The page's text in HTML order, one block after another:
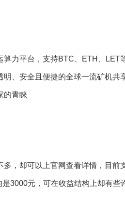
平台，支持BTC、ETH、LET
、安全且便捷的全球一流矿机
的青睐
却可以上官网查看详情，目前
3000元，可在收益结构上却有